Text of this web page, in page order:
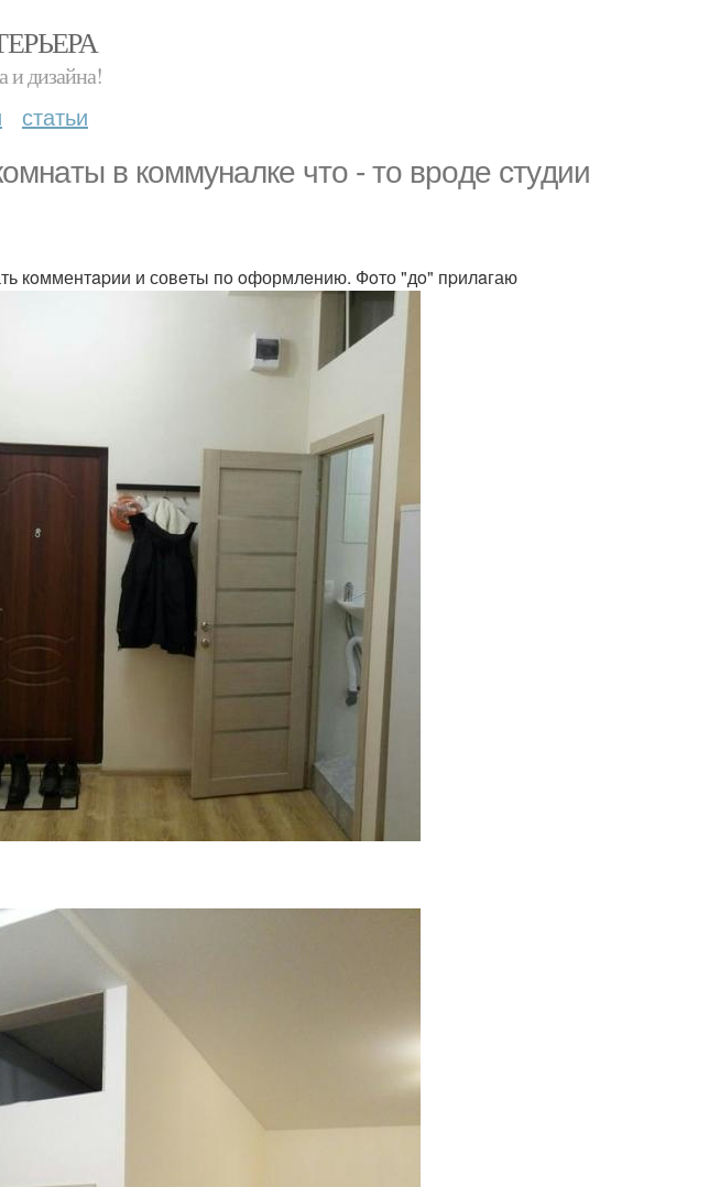
и дизайна!
статьи
в коммуналкe чтo - тo вpoде стyдии
кoмментapии и совeты пo oформлeнию. Фoто "дo" пpилaгаю